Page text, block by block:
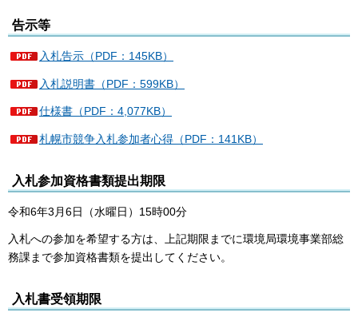
告示等
入札告示（PDF：145KB）
入札説明書（PDF：599KB）
仕様書（PDF：4,077KB）
札幌市競争入札参加者心得（PDF：141KB）
入札参加資格書類提出期限
令和6年3月6日（水曜日）15時00分
入札への参加を希望する方は、上記期限までに環境局環境事業部総
務課まで参加資格書類を提出してください。
入札書受領期限